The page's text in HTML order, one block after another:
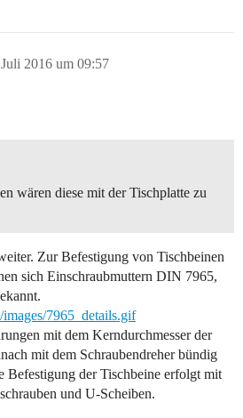
2016 um 09:57
wären diese mit der Tischplatte zu
Zur Befestigung von Tischbeinen
sich Einschraubmuttern DIN 7965,
7965_details.gif
mit dem Kerndurchmesser der
mit dem Schraubendreher bündig
Befestigung der Tischbeine erfolgt mit
und U-Scheiben.